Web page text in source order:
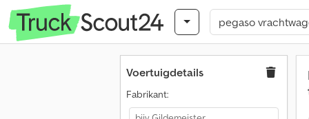
Voertuigdetails
Fabrikant: